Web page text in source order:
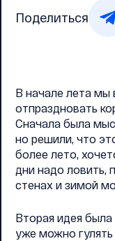
В начале лета
отпраздновать
Сначала была
но решили, что
более лето,
дни надо ловить,
стенах и зимой
Вторая идея была
уже можно
Поделиться